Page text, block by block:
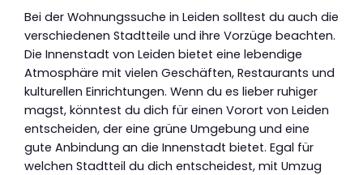
Bei der Wohnungssuche in Leiden solltest du auch die
verschiedenen Stadtteile und ihre Vorzüge beachten.
Die Innenstadt von Leiden bietet eine lebendige
Atmosphäre mit vielen Geschäften, Restaurants und
kulturellen Einrichtungen. Wenn du es lieber ruhiger
magst, könntest du dich für einen Vorort von Leiden
entscheiden, der eine grüne Umgebung und eine
gute Anbindung an die Innenstadt bietet. Egal für
welchen Stadtteil du dich entscheidest, mit Umzug